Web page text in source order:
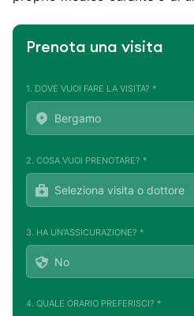
Prenota una visita
1. DOVE VUOI FARE LA VISITA? *
2. COSA VUOI PRENOTARE? *
3. HA UN'ASSICURAZIONE? *
4. QUALE ORARIO PREFERISCI? *